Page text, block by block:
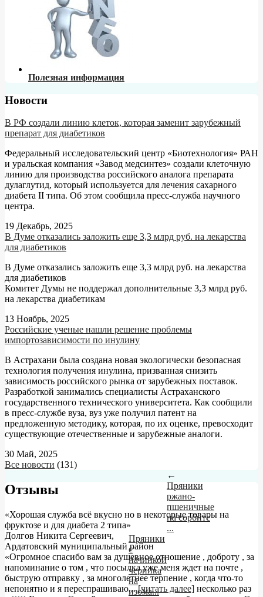
Полезная информация
Новости
В РФ создали линию клеток, которая заменит зарубежный
препарат для диабетиков
Федеральный исследовательский центр «Биотехнология» РАН
и уральская компания «Завод медсинтез» создали клеточную
линию для производства российского аналога препарата
дулаглутид, который используется для лечения сахарного
диабета II типа. Об этом сообщила пресс-служба научного
центра.
19 Декабрь, 2025
В Думе отказались заложить еще 3,3 млрд руб. на лекарства
для диабетиков
В Думе отказались заложить еще 3,3 млрд руб. на лекарства
для диабетиков
Комитет Думы не поддержал дополнительные 3,3 млрд руб.
на лекарства диабетикам
13 Ноябрь, 2025
Российские ученые нашли решение проблемы
импортозависимости по инулину
В Астрахани была создана новая экологически безопасная
технология получения инулина, призванная снизить
зависимость российского рынка от зарубежных поставок.
Разработкой занимались специалисты Астраханского
государственного технического университета. Как сообщили
в пресс-службе вуза, вуз уже получил патент на
предложенную методику, которая, по их оценке, превосходит
существующие отечественные и зарубежные аналоги.
30 Май, 2025
Все новости (131)
Отзывы
«Хорошая служба всё вкусно но в некоторые товары на
фруктозе и для диабета 2 типа»
Долгов Никита Сергеевич,
Ардатовский муниципальный район
«Огромное спасибо вам за душевное отношение , доброту , за
напоминание о том , что посылка уже меня ждет на почте ,
быструю отправку , за многолетнее терпение , когда что-то
непонятно и я переспрашиваю...[читать далее] несколько раз
←
Пряники
ржано-
пшеничные
на сорбите
...
Пряники
с
начинкой
черника
на
изома...